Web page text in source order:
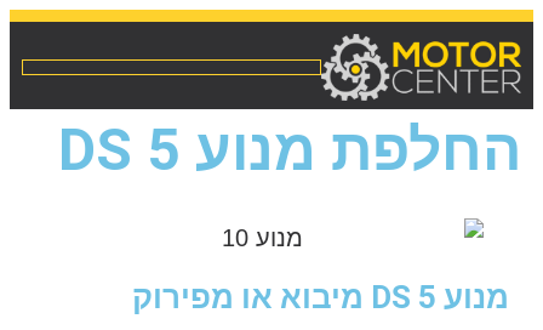
החלפת מנוע DS 5
מנוע DS 5 מיבוא או מפירוק